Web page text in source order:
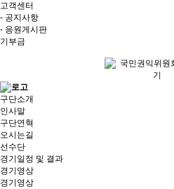
고객센터
- 공지사항
- 응원게시판
기부금
구단소개
인사말
구단연혁
오시는길
선수단
경기일정 및 결과
경기영상
경기영상